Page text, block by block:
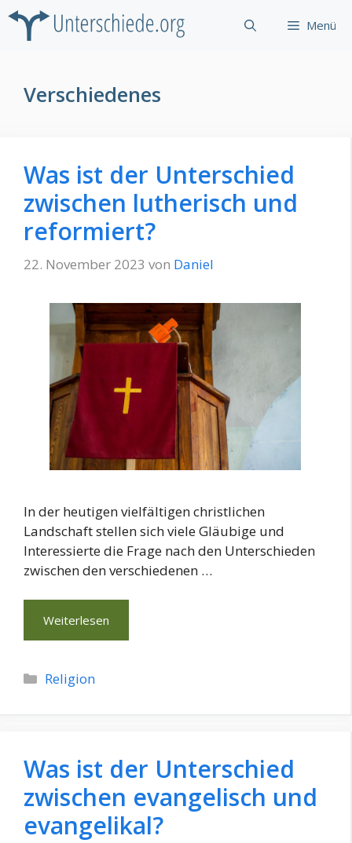
Zum
Inhalt
Menü
Verschiedenes
Was ist der Unterschied
zwischen lutherisch und
reformiert?
22. November 2023 von Daniel
In der heutigen vielfältigen christlichen
Landschaft stellen sich viele Gläubige und
Interessierte die Frage nach den Unterschieden
zwischen den verschiedenen …
Weiterlesen
Kategorien
Religion
Was ist der Unterschied
zwischen evangelisch und
evangelikal?